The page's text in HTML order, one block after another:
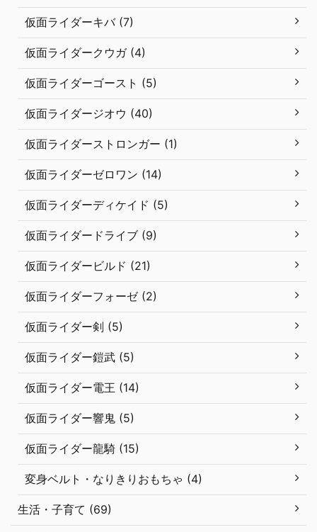
仮面ライダーキバ (7)
仮面ライダークウガ (4)
仮面ライダーゴースト (5)
仮面ライダージオウ (40)
仮面ライダーストロンガー (1)
仮面ライダーゼロワン (14)
仮面ライダーディケイド (5)
仮面ライダードライブ (9)
仮面ライダービルド (21)
仮面ライダーフォーゼ (2)
仮面ライダー剣 (5)
仮面ライダー鎧武 (5)
仮面ライダー電王 (14)
仮面ライダー響鬼 (5)
仮面ライダー龍騎 (15)
変身ベルト・なりきりおもちゃ (4)
生活・子育て (69)